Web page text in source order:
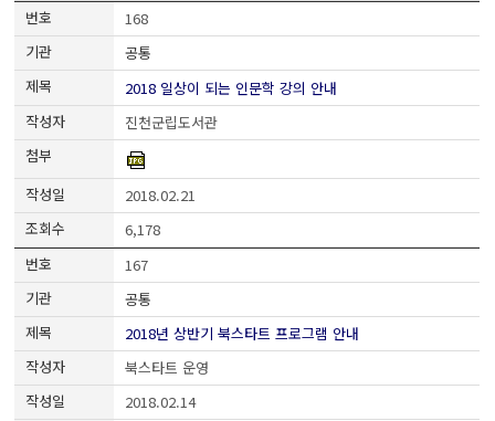
168
공통
2018 일상이 되는 인문학 강의 안내
진천군립도서관
2018.02.21
6,178
167
공통
2018년 상반기 북스타트 프로그램 안내
북스타트 운영
2018.02.14